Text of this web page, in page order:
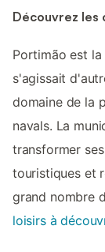
Découvrez les
Portimão est
s'agissait
domaine de la
navals. La
transformer
touristiques et
grand nombre
loisirs à